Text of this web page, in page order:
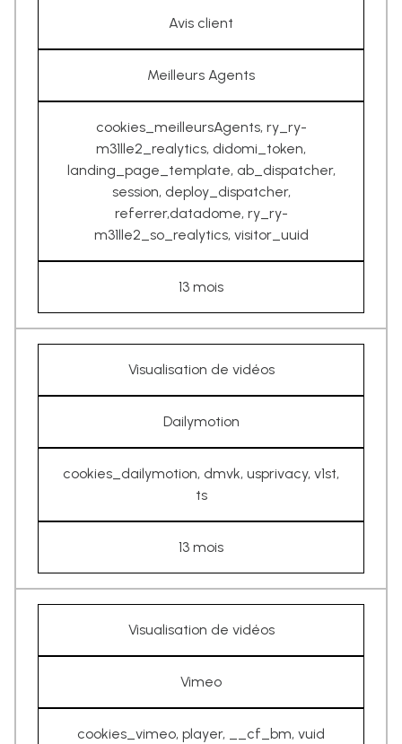
Avis client
Meilleurs Agents
cookies_meilleursAgents, ry_ry-
m31lle2_realytics, didomi_token,
landing_page_template, ab_dispatcher,
session, deploy_dispatcher,
referrer,datadome, ry_ry-
m31lle2_so_realytics, visitor_uuid
13 mois
Visualisation de vidéos
Dailymotion
cookies_dailymotion, dmvk, usprivacy, v1st,
ts
13 mois
Visualisation de vidéos
Vimeo
cookies_vimeo, player, __cf_bm, vuid